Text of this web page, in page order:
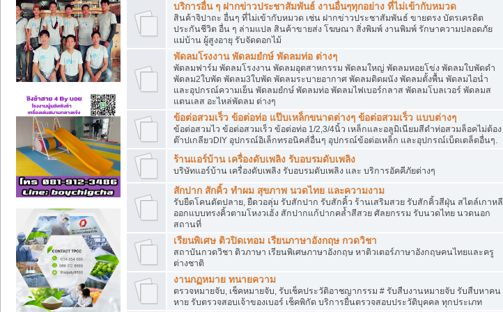
บริการอื่น ๆ ฝากข่าวประชาสัมพันธ์ งานอื่นๆทุกอย่าง ที่ไม่เข้ากับหมวด
สินค้าจิปาถะ อื่นๆ ที่ไม่เข้ากับหมวด เช่น ฝากข่าวประชาสัมพันธ์ ขายตรง บัตรเครดิต
ประกันชีวิต อื่น ๆ ล่ามแปล สินค้าขายส่ง โฆษณา สิ่งพิมพ์ งานพิมพ์ รักษาความปลอดภัย
แม่บ้าน ผู้สูงอายุ รับจัดดอกไม้
พัดลมโรงงาน พัดลมยํกษ์ พัดลมท่อ ต่างๆ
พัดลมฟาร์ม พัดลมโรงงาน พัดลมอุตสาหกรรม พัดลมใหญ่ พัดลมหอยโข่ง พัดลมใบพัดดำ
พัดลม2ใบพัด พัดลม3ใบพัด พัดลมระบายอากาศ พัดลมติดผนัง พัดลมตั้งพื้น พัดลมไอน่ำ
และอุปกรณ์ความเย็น พัดลมยํกษ์ พัดลมท่อ พัดลมไฟเบอร์กลาส พัดลมโบลเวอร์ พัดลมส
แตนเลส อะไหล่พัดลม ต่างๆ
ข้อต่อสวมเร็ว ข้อต่อท่อ แป๊บเหล็กขนาดต่างๆ ข้อต่อสวมเร็ว แบบต่างๆ
ข้อต่อสวมไว ข้อต่อสวมเร็ว ข้อต่อท่อ 1/2,3/4นิ้ว เหล็กและอลูมิเนียมสีดำท่อสวมล็อคไม่ต้อง
ต๊าปเกลียวDIY อุปกรณ์อิเล็กทรอนิคส์อื่นๆ อุปกรณ์ข้อต่อเหล็ก และอุปกรณ์เบ็ดเตล็ดอื่นๆ.
ร้านแอร์บ้าน เครื่องดับเพลิง รับอบรมดับเพลิง
บริษัทแอร์บ้าน เครื่องดับเพลิง รับอบรมดับเพลิง และ บริการอัคคีภัยต่างๆ
สักปาก สักคิ้ว ทำผม สุขภาพ นวดไทย และความงาม
รับยืดโคนดัดปลาย, ยืดวอลุ่ม รับสักปาก รับสักคิ้ว ร้านเสริมสวย รับสักคิ้วสีฝุ่น สไตล์เกาหลี
ออกแบบทรงคิ้วตามโหงวเฮ้ง สักปากแก้ปากคล้ำสีสวย ศัลยกรรม รับนวดไทย นวดนอก
สถานที่
เรียนพิเศษ ติวปิดเทอม เรียนภาษาอังกฤษ กวดวิชา
สถาบันกวดวิชา ติวภาษา เรียนพิเศษภาษาอังกฤษ หาติวเตอร์ภาษาอังกฤษคนไทยและครู
ต่างชาติ
งานกฏหมาย ทนายความ
ตรวจหมายจับ, เช็คหมายจับ, รับเช็คประวัติอาชญากรรม # รับสืบงานหมายจับ รับสืบหาคน
หาย รับตรวจสอบเจ้าของเบอร์ เช็คพิกัด บริการยื่นตรวจสอบประวัติบุคคล ทุกประเภท